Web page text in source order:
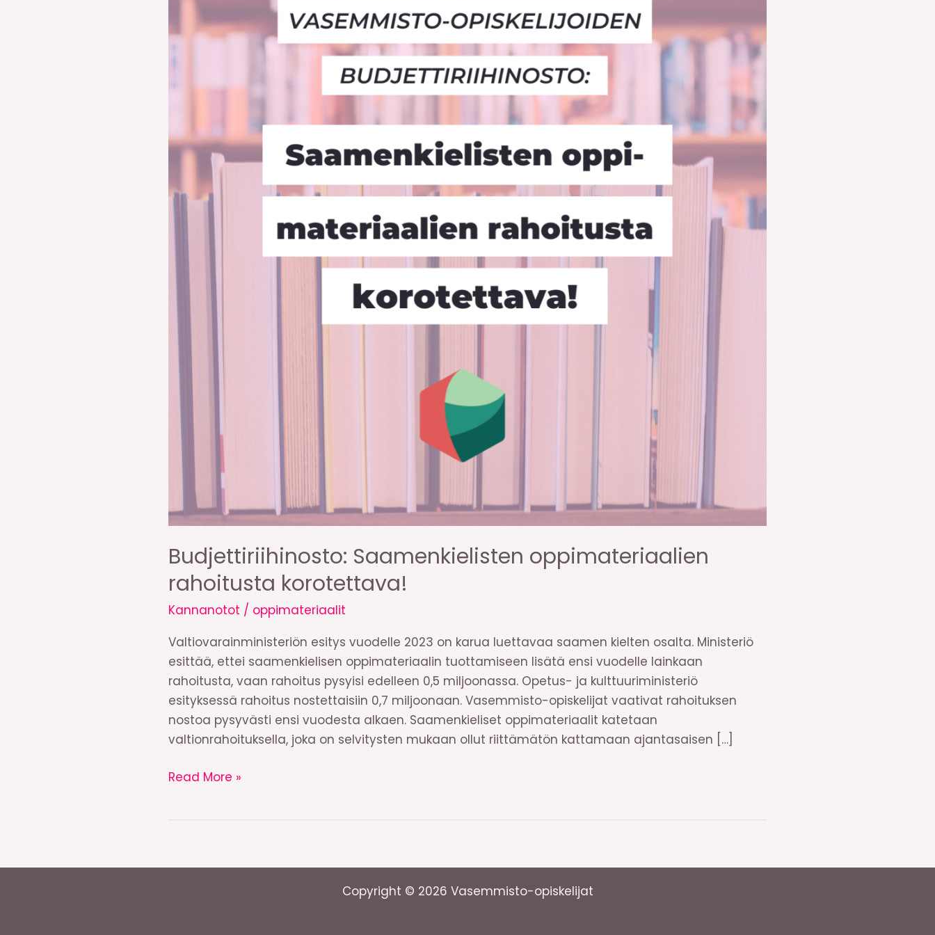
Budjettiriihinosto: Saamenkielisten oppimateriaalien
rahoitusta korotettava!
Kannanotot / oppimateriaalit
Valtiovarainministeriön esitys vuodelle 2023 on karua luettavaa saamen kielten osalta. Ministeriö
esittää, ettei saamenkielisen oppimateriaalin tuottamiseen lisätä ensi vuodelle lainkaan
rahoitusta, vaan rahoitus pysyisi edelleen 0,5 miljoonassa. Opetus- ja kulttuuriministeriö
esityksessä rahoitus nostettaisiin 0,7 miljoonaan. Vasemmisto-opiskelijat vaativat rahoituksen
nostoa pysyvästi ensi vuodesta alkaen. Saamenkieliset oppimateriaalit katetaan
valtionrahoituksella, joka on selvitysten mukaan ollut riittämätön kattamaan ajantasaisen […]
Budjettiriihinosto:
oppimateriaalien
Read More »
Copyright © 2026 Vasemmisto-opiskelijat